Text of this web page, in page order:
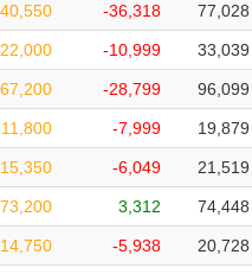
40,550 -36,318 77,028
22,000 -10,999 33,039
67,200 -28,799 96,099
11,800 -7,999 19,879
15,350 -6,049 21,519
73,200 3,312 74,448
14,750 -5,938 20,728